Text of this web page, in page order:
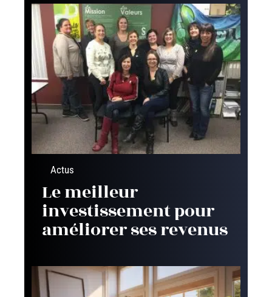
Actus
Le meilleur
investissement pour
améliorer ses revenus